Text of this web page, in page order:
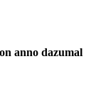
anno dazumal